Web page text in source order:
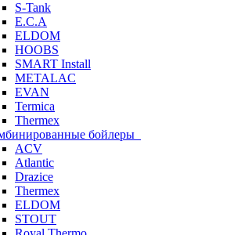
S-Tank
E.C.A
ELDOM
HOOBS
SMART Install
METALAC
EVAN
Termica
Thermex
бойлеры
ACV
Atlantic
Drazice
Thermex
ELDOM
STOUT